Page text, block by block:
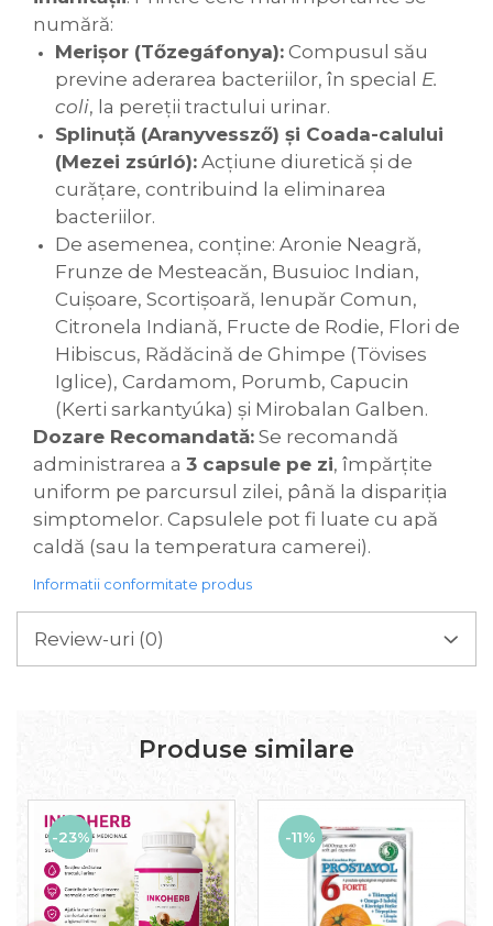
numără:
Merișor (Tőzegáfonya): Compusul său
previne aderarea bacteriilor, în special E.
coli, la pereții tractului urinar.
Splinuță (Aranyvessző) și Coada-calului
(Mezei zsúrló): Acțiune diuretică și de
curățare, contribuind la eliminarea
bacteriilor.
De asemenea, conține: Aronie Neagră,
Frunze de Mesteacăn, Busuioc Indian,
Cuișoare, Scortișoară, Ienupăr Comun,
Citronela Indiană, Fructe de Rodie, Flori de
Hibiscus, Rădăcină de Ghimpe (Tövises
Iglice), Cardamom, Porumb, Capucin
(Kerti sarkantyúka) și Mirobalan Galben.
Dozare Recomandată: Se recomandă
administrarea a 3 capsule pe zi, împărțite
uniform pe parcursul zilei, până la dispariția
simptomelor. Capsulele pot fi luate cu apă
caldă (sau la temperatura camerei).
Informatii conformitate produs
Review-uri (0)
Produse similare
-23% -11%